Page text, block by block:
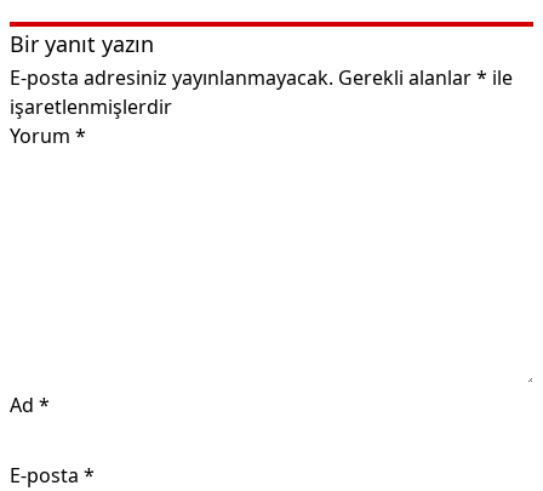
Bir yanıt yazın
E-posta adresiniz yayınlanmayacak. Gerekli alanlar* ile
işaretlenmişlerdir
Yorum *
Ad *
E-posta *